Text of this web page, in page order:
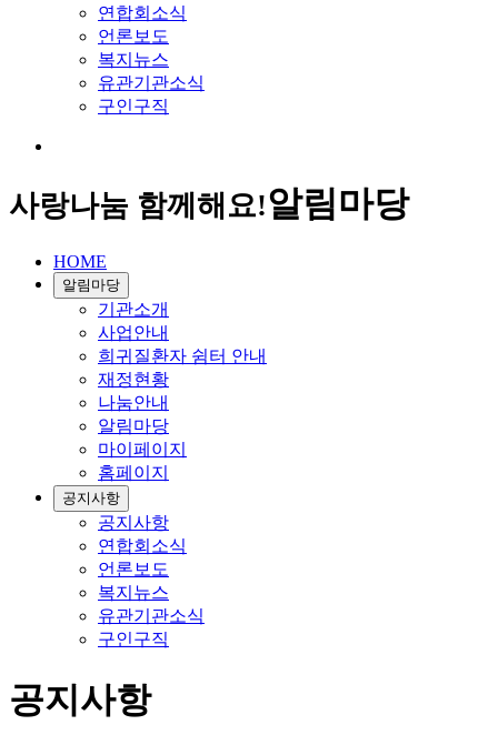
연합회소식
언론보도
복지뉴스
유관기관소식
구인구직
사랑나눔 함께해요!알림마당
HOME
알림마당
기관소개
사업안내
희귀질환자 쉼터 안내
재정현황
나눔안내
알림마당
마이페이지
홈페이지
공지사항
공지사항
연합회소식
언론보도
복지뉴스
유관기관소식
구인구직
공지사항